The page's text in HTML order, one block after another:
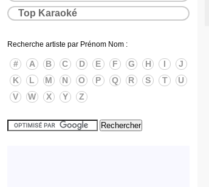
Top Karaoké
Recherche artiste par Prénom Nom :
# A B C D E F G H I
J
K
L M N O P Q R S T
U
V
W X Y Z